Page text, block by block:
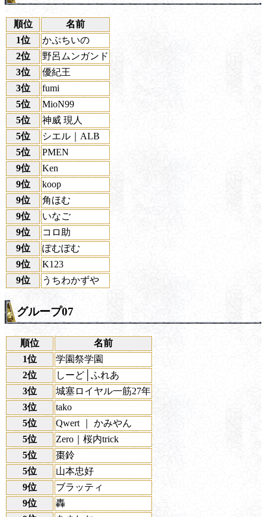
順位
名前
1位
かぷちいの
2位
野呂ムンガンド
3位
優紀王
3位
fumi
5位
MioN99
5位
神威 現人
5位
シエル｜ALB
5位
PMEN
9位
Ken
9位
koop
9位
角ほむ
9位
いなご
9位
コロ助
9位
ぽむぽむ
9位
K123
9位
うちわかずや
グループ07
順位
名前
1位
学園祭学園
2位
しーど│ふれあ
3位
城塞ロイヤル一筋27年
3位
tako
5位
Qwert ｜ かみやん
5位
Zero｜桜内trick
5位
棗鈴
5位
山本忠好
9位
ブラッティ
9位
轟